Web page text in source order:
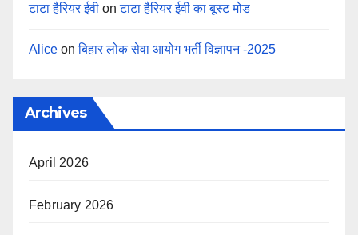
टाटा हैरियर ईवी onटाटा हैरियर ईवी का बूस्ट मोड
Alice onबिहार लोक सेवा आयोग भर्ती विज्ञापन -2025
Archives
April 2026
February 2026